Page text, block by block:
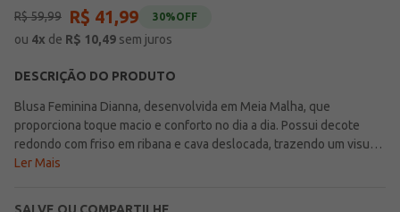
R$59,99 R$ 41,99 30%OFF
ou 4x de R$ 10,49 sem juros
DESCRIÇÃO DO PRODUTO
Blusa Feminina Dianna, desenvolvida em Meia Malha, que
proporciona toque macio e conforto no dia a dia. Possui decote
redondo com friso em ribana e cava deslocada, trazendo um visual
moderno e descontraído. Conta com modelagem oversized,
Ler Mais
SALVE OU COMPARTILHE